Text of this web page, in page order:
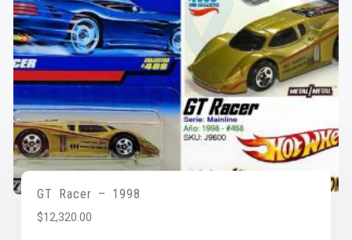
GT Racer – 1998
$12,320.00